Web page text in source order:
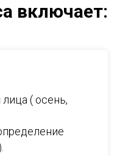
включает:
( осень,